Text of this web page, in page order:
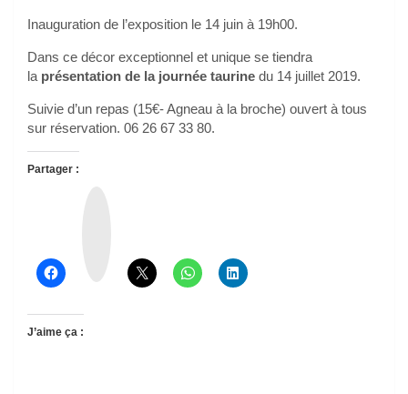
Inauguration de l’exposition le 14 juin à 19h00.
Dans ce décor exceptionnel et unique se tiendra
la présentation de la journée taurine du 14 juillet 2019.
Suivie d’un repas (15€- Agneau à la broche) ouvert à tous
sur réservation. 06 26 67 33 80.
Partager :
J’aime ça :